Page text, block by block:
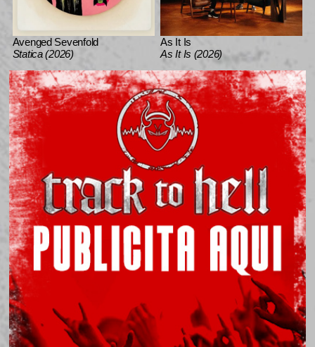
Avenged Sevenfold
Statica (2026)
As It Is
As It Is (2026)